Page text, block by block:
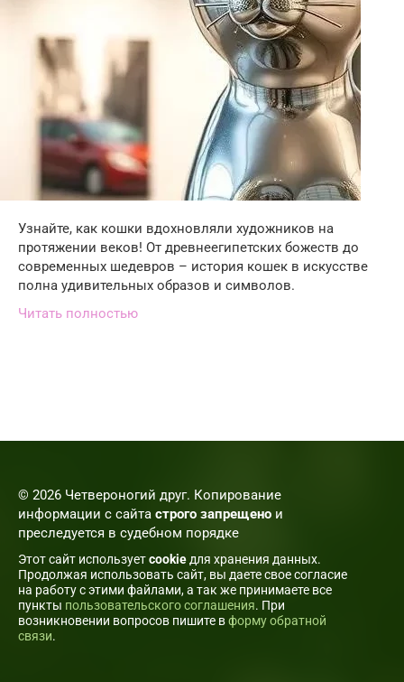
Узнайте, как кошки вдохновляли художников на
протяжении веков! От древнеегипетских божеств до
современных шедевров – история кошек в искусстве
полна удивительных образов и символов.
Читать полностью
© 2026 Четвероногий друг. Копирование
информации с сайта строго запрещено и
преследуется в судебном порядке
Этот сайт используетcookie для хранения данных.
Продолжая использовать сайт, вы даете свое согласие
на работу с этими файлами, а так же принимаете все
пункты пользовательского соглашения. При
возникновении вопросов пишите вформу обратной
связи.